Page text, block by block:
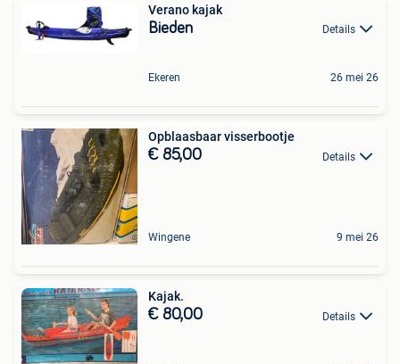
Verano kajak
Bieden Details
Ekeren 26 mei 26
Opblaasbaar visserbootje
€ 85,00 Details
Wingene 9 mei 26
Kajak.
€ 80,00 Details